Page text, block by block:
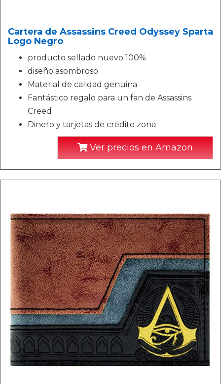
Cartera de Assassins Creed Odyssey Sparta
Logo Negro
producto sellado nuevo 100%
diseño asombroso
Material de calidad genuina
Fantástico regalo para un fan de Assassins
Creed
Dinero y tarjetas de crédito zona
Ver precios en Amazon